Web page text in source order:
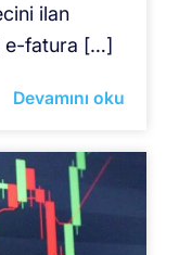
ilan
e-fatura […]
Devamını oku